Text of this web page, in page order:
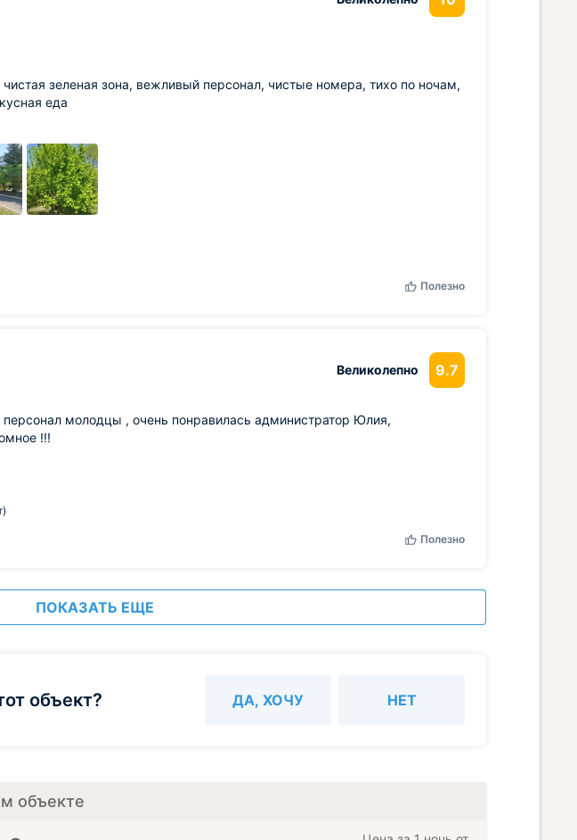
зеленая зона, вежливый персонал, чистые номера, тихо по ночам,
еда
Полезно
Великолепно 9.7
молодцы , очень понравилась администратор Юлия,
!!!
Полезно
ПОКАЗАТЬ ЕЩЕ
объект? ДА, ХОЧУ НЕТ
объекте